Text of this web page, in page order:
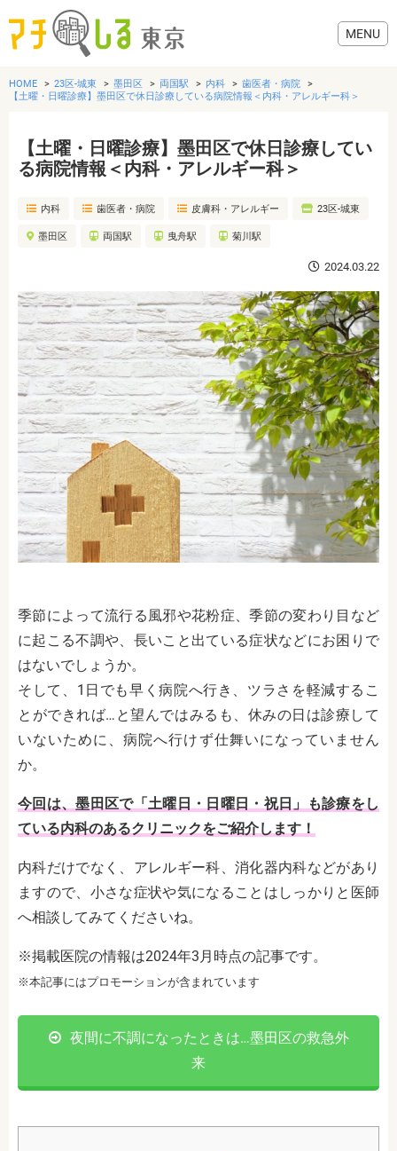
グルメ
美容・健康
おでかけ
生活
HOME 23区-城東 墨田区 両国駅 内科
歯医者・病院
【土曜・日曜診療】墨田区で休日診療している病院情報＜内科・アレルギー科＞
【土曜・日曜診療】墨田区で休日診療してい
る病院情報＜内科・アレルギー科＞
内科 歯医者・病院 皮膚科・アレルギー 23区-城東
墨田区 両国駅 曳舟駅 菊川駅
2024.03.22
季節によって流行る風邪や花粉症、季節の変わり目など
に起こる不調や、長いこと出ている症状などにお困りで
はないでしょうか。
そして、1日でも早く病院へ行き、ツラさを軽減するこ
とができれば…と望んではみるも、休みの日は診療して
いないために、病院へ行けず仕舞いになっていません
か。
今回は、墨田区で「土曜日・日曜日・祝日」も診療をし
ている内科のあるクリニックをご紹介します！
内科だけでなく、アレルギー科、消化器内科などがあり
ますので、小さな症状や気になることはしっかりと医師
へ相談してみてくださいね。
※掲載医院の情報は2024年3月時点の記事です。
※本記事にはプロモーションが含まれています
夜間に不調になったときは…墨田区の救急外
来